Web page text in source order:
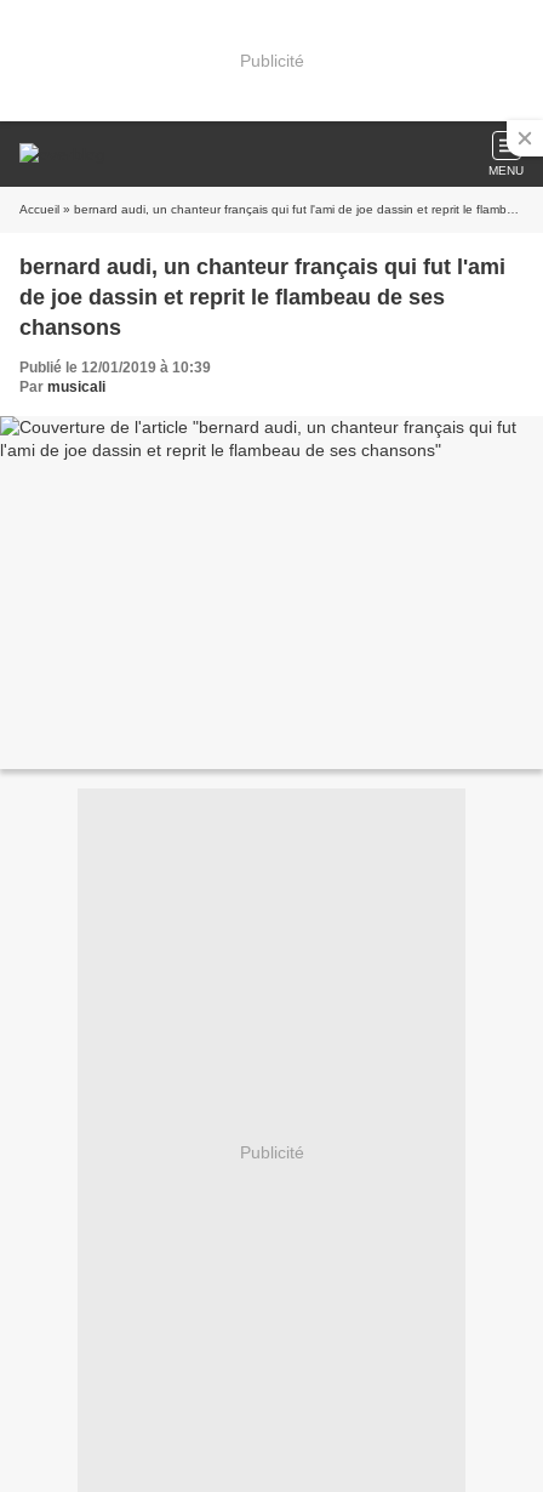
Publicité
MENU
Accueil » bernard audi, un chanteur français qui fut l'ami de joe dassin et reprit le flambeau de ses chansons
bernard audi, un chanteur français qui fut l'ami
de joe dassin et reprit le flambeau de ses
chansons
Publié le 12/01/2019 à 10:39
Par musicali
Publicité